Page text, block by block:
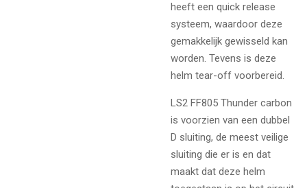
heeft een quick release
systeem, waardoor deze
gemakkelijk gewisseld kan
worden. Tevens is deze
helm tear-off voorbereid.
LS2 FF805 Thunder carbon
is voorzien van een dubbel
D sluiting, de meest veilige
sluiting die er is en dat
maakt dat deze helm